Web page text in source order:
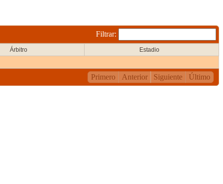
Filtrar:
Árbitro Estadio
Primero Anterior Siguiente Último